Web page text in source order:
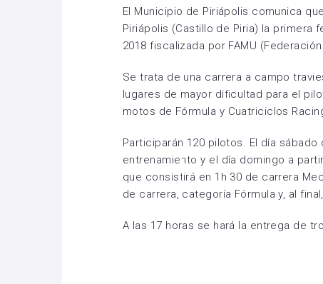
El Municipio de Piriápolis comunica
Piriápolis (Castillo de Piria) la primera
2018 fiscalizada por FAMU
Se trata de una carrera a campo
lugares de mayor dificultad para el
motos de Fórmula y Cuatriciclos
Participarán 120 pilotos. El día sábado
entrenamiento y el día domingo a
que consistirá en 1h 30 de carrera
de carrera, categoría Fórmula y, al
A las 17 horas se hará la entrega de